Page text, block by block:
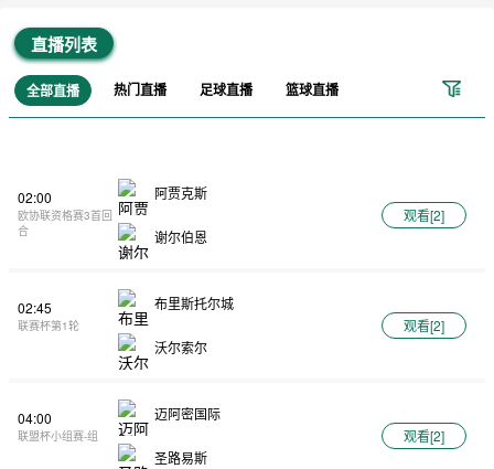
直播列表
全部直播 热门直播 足球直播 篮球直播
02:00
欧协联资格赛3首回
合
阿贾克斯
谢尔伯恩
观看[2]
02:45
联赛杯第1轮
布里斯托尔城
沃尔索尔
观看[2]
04:00
联盟杯小组赛-组
迈阿密国际
圣路易斯
观看[2]